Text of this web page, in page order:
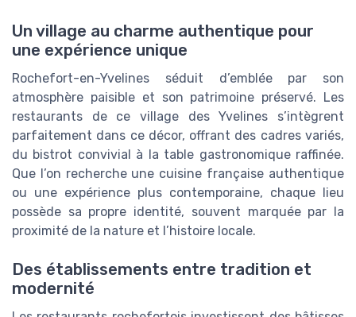
Un village au charme authentique pour
une expérience unique
Rochefort-en-Yvelines séduit d’emblée par son
atmosphère paisible et son patrimoine préservé. Les
restaurants de ce village des Yvelines s’intègrent
parfaitement dans ce décor, offrant des cadres variés,
du bistrot convivial à la table gastronomique raffinée.
Que l’on recherche une cuisine française authentique
ou une expérience plus contemporaine, chaque lieu
possède sa propre identité, souvent marquée par la
proximité de la nature et l’histoire locale.
Des établissements entre tradition et
modernité